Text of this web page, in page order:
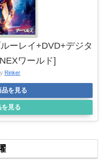
ーレイ+DVD+デジタ
ワールド]
Rinker
を見る
見る